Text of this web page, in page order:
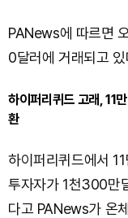
PANews에 따르면
0달러에 거래되고 있
하이퍼리퀴드 고래, 11
환
하이퍼리퀴드에서
투자자가 1천300만
다고 PANews가 온